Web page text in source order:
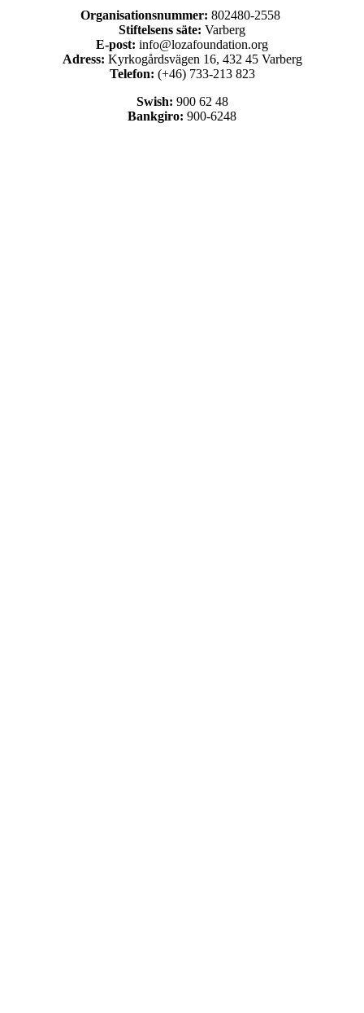
Organisationsnummer: 802480-2558
Stiftelsens säte: Varberg
E-post: info@lozafoundation.org
Adress: Kyrkogårdsvägen 16, 432 45 Varberg
Telefon: (+46) 733-213 823
Swish: 900 62 48
Bankgiro: 900-6248